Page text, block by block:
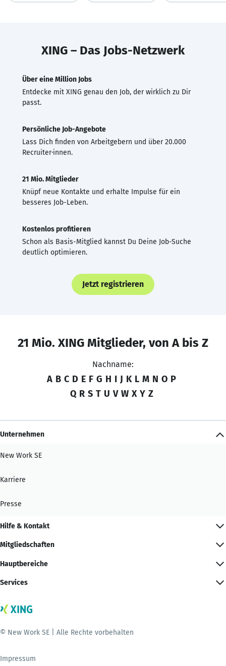
XING – Das Jobs-Netzwerk
Über eine Million Jobs
Entdecke mit XING genau den Job, der wirklich zu Dir
passt.
Persönliche Job-Angebote
Lass Dich finden von Arbeitgebern und über 20.000
Recruiter·innen.
21 Mio. Mitglieder
Knüpf neue Kontakte und erhalte Impulse für ein
besseres Job-Leben.
Kostenlos profitieren
Schon als Basis-Mitglied kannst Du Deine Job-Suche
deutlich optimieren.
Jetzt registrieren
21 Mio. XING Mitglieder, von A bis Z
Nachname:
A B C D E F G H I J K L M N O P
Q R S T U V W X Y Z
Unternehmen
New Work SE
Karriere
Presse
Hilfe & Kontakt
Mitgliedschaften
Hauptbereiche
Services
© New Work SE | Alle Rechte vorbehalten
Impressum